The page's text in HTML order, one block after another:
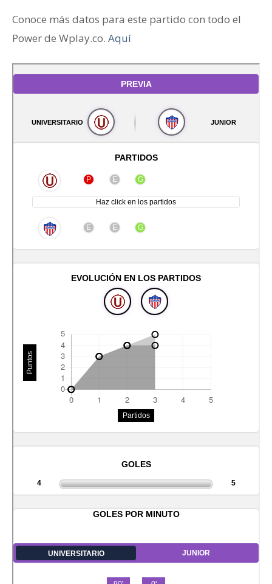
Conoce más datos para este partido con todo el
Power de Wplay.co. Aquí